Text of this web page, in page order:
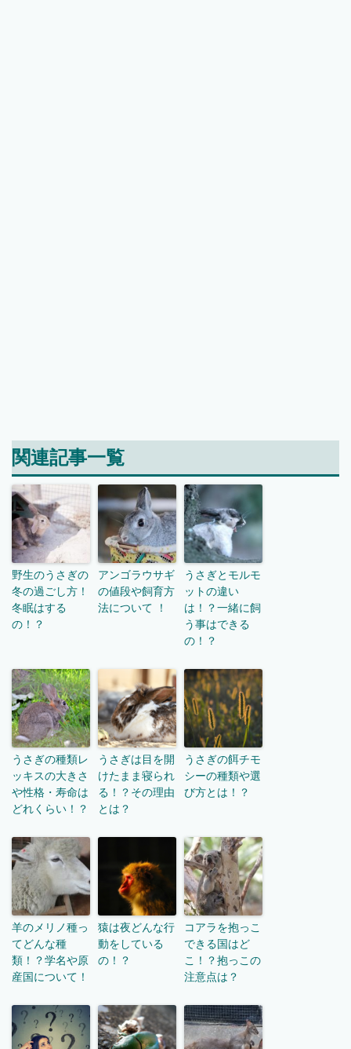
関連記事一覧
野生のうさぎの
冬の過ごし方！
冬眠はする
の！？
アンゴラウサギ
の値段や飼育方
法について ！
うさぎとモルモ
ットの違い
は！？一緒に飼
う事はできる
の！？
うさぎの種類レ
ッキスの大きさ
や性格・寿命は
どれくらい！？
うさぎは目を開
けたまま寝られ
る！？その理由
とは？
うさぎの餌チモ
シーの種類や選
び方とは！？
羊のメリノ種っ
てどんな種
類！？学名や原
産国について！
猿は夜どんな行
動をしている
の！？
コアラを抱っこ
できる国はど
こ！？抱っこの
注意点は？